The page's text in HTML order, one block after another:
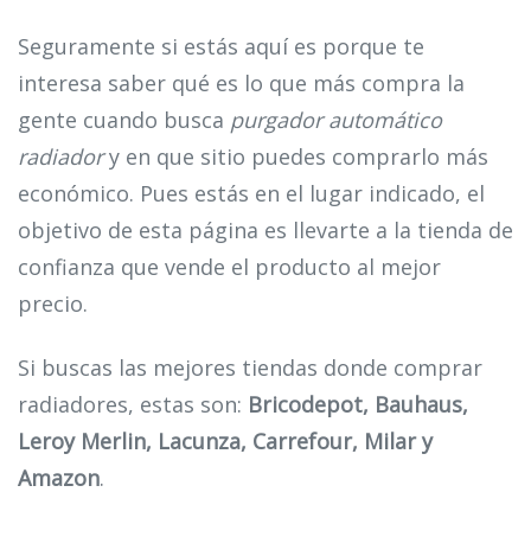
Seguramente si estás aquí es porque te
interesa saber qué es lo que más compra la
gente cuando busca purgador automático
radiadory en que sitio puedes comprarlo más
económico. Pues estás en el lugar indicado, el
objetivo de esta página es llevarte a la tienda de
confianza que vende el producto al mejor
precio.
Si buscas las mejores tiendas donde comprar
radiadores, estas son: Bricodepot, Bauhaus,
Leroy Merlin, Lacunza, Carrefour, Milar y
Amazon.